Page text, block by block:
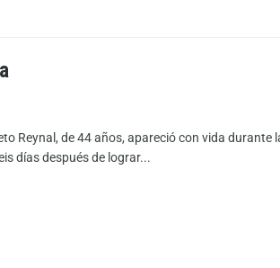
Reynal, de 44 años, apareció con vida
días después de lograr...